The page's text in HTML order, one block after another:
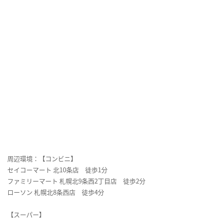
周辺環境：【コンビニ】
セイコーマート 北10条店 徒歩1分
ファミリーマート 札幌北9条西2丁目店 徒歩2分
ローソン 札幌北8条西店 徒歩4分
【スーパー】